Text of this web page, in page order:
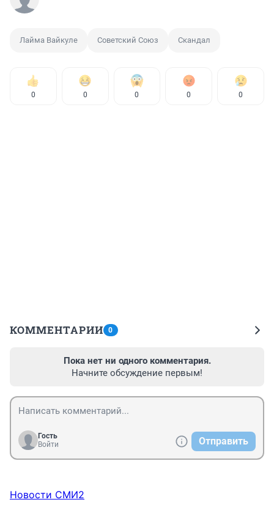
Лайма Вайкуле Советский Союз Скандал
0 0 0 0 0
КОММЕНТАРИИ 0
Пока нет ни одного комментария.
Начните обсуждение первым!
Гость
Войти
Отправить
Новости СМИ2